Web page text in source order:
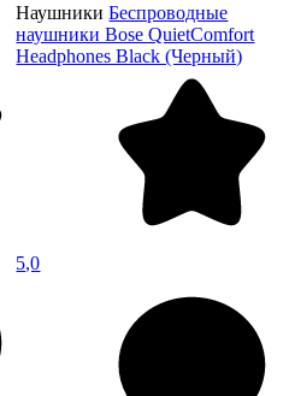
Наушники Беспроводные
наушники Bose QuietComfort
Headphones Black (Черный)
5,0